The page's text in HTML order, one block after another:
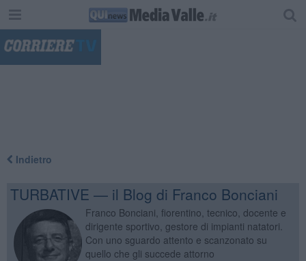
Indietro
TURBATIVE — il Blog di Franco Bonciani
Franco Bonciani, fiorentino, tecnico, docente e
dirigente sportivo, gestore di impianti natatori.
Con uno sguardo attento e scanzonato su
quello che gli succede attorno